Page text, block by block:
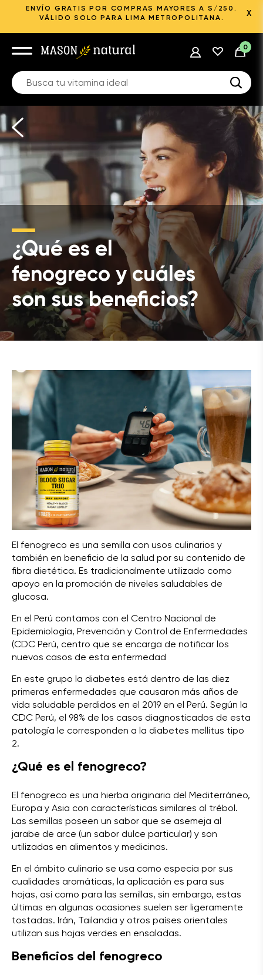
ENVÍO GRATIS POR COMPRAS MAYORES A S/250.
VÁLIDO SOLO PARA LIMA METROPOLITANA.
X
0
¿Qué es el
fenogreco y cuáles
son sus beneficios?
El fenogreco es una semilla con usos culinarios y
también en beneficio de la salud por su contenido de
fibra dietética. Es tradicionalmente utilizado como
apoyo en la promoción de niveles saludables de
glucosa.
En el Perú contamos con el Centro Nacional de
Epidemiología, Prevención y Control de Enfermedades
(CDC Perú, centro que se encarga de notificar los
nuevos casos de esta enfermedad
En este grupo la diabetes está dentro de las diez
primeras enfermedades que causaron más años de
vida saludable perdidos en el 2019 en el Perú. Según la
CDC Perú, el 98% de los casos diagnosticados de esta
patología le corresponden a la diabetes mellitus tipo
2.
¿Qué es el fenogreco?
El fenogreco es una hierba originaria del Mediterráneo,
Europa y Asia con características similares al trébol.
Las semillas poseen un sabor que se asemeja al
jarabe de arce (un sabor dulce particular) y son
utilizadas en alimentos y medicinas.
En el ámbito culinario se usa como especia por sus
cualidades aromáticas, la aplicación es para sus
hojas, así como para las semillas, sin embargo, estas
últimas en algunas ocasiones suelen ser ligeramente
tostadas. Irán, Tailandia y otros países orientales
utilizan sus hojas verdes en ensaladas.
Beneficios del fenogreco